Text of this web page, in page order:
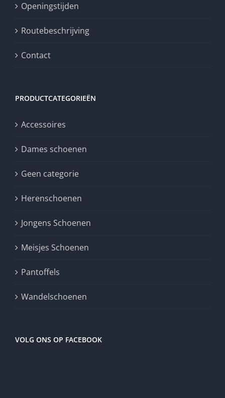
Openingstijden
Routebeschrijving
Contact
PRODUCTCATEGORIEËN
Accessoires
Dames schoenen
Geen categorie
Herenschoenen
Jongens Schoenen
Meisjes Schoenen
Pantoffels
Wandelschoenen
VOLG ONS OP FACEBOOK